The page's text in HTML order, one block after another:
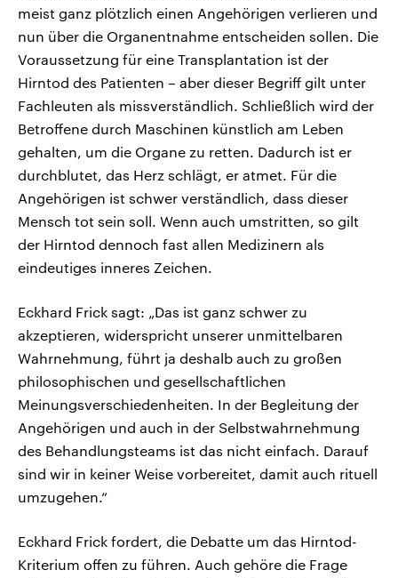
meist ganz plötzlich einen Angehörigen verlieren und
nun über die Organentnahme entscheiden sollen. Die
Voraussetzung für eine Transplantation ist der
Hirntod des Patienten – aber dieser Begriff gilt unter
Fachleuten als missverständlich. Schließlich wird der
Betroffene durch Maschinen künstlich am Leben
gehalten, um die Organe zu retten. Dadurch ist er
durchblutet, das Herz schlägt, er atmet. Für die
Angehörigen ist schwer verständlich, dass dieser
Mensch tot sein soll. Wenn auch umstritten, so gilt
der Hirntod dennoch fast allen Medizinern als
eindeutiges inneres Zeichen.
Eckhard Frick sagt: „Das ist ganz schwer zu
akzeptieren, widerspricht unserer unmittelbaren
Wahrnehmung, führt ja deshalb auch zu großen
philosophischen und gesellschaftlichen
Meinungsverschiedenheiten. In der Begleitung der
Angehörigen und auch in der Selbstwahrnehmung
des Behandlungsteams ist das nicht einfach. Darauf
sind wir in keiner Weise vorbereitet, damit auch rituell
umzugehen.“
Eckhard Frick fordert, die Debatte um das Hirntod-
Kriterium offen zu führen. Auch gehöre die Frage